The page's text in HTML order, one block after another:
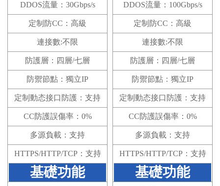
DDOS流量：30Gbps/s
定制防CC：高級
連接數:不限
防護層：四層/七層
防禦節點：獨立IP
定制動态接口防護：支持
CC防護誤傷率：0%
多源負載：支持
HTTPS/HTTP/TCP：支持
基礎功能
DDOS流量：100Gbps/s
定制防CC：高級
連接數:不限
防護層：四層/七層
防禦節點：獨立IP
定制動态接口防護：支持
CC防護誤傷率：0%
多源負載：支持
HTTPS/HTTP/TCP：支持
基礎功能